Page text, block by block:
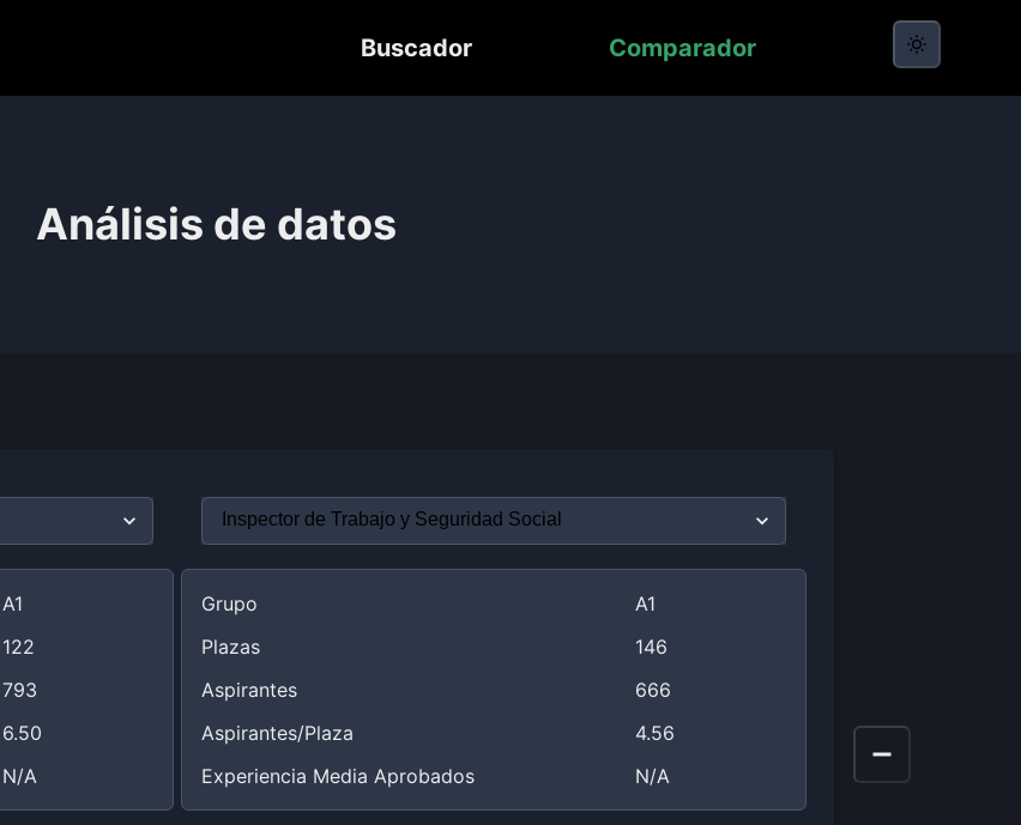
Buscador Comparador
Análisis de datos
A1
122
793
6.50
N/A
Grupo
A1
Plazas
146
Aspirantes
666
Aspirantes/Plaza
4.56
Experiencia Media Aprobados
N/A